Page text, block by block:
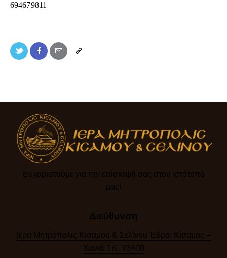
694679811
Ευχαριστούμε για την επίσκεψή σας στον ιστότοπό
μας!​
Διεύθυνση
Ιερά Μητρόπολις Κισάμου & Σελίνου Έδρα: Κίσαμος –
Χανιά Τ.Κ. 73400